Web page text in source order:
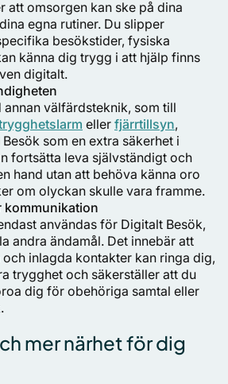
att omsorgen kan ske på dina
egna rutiner. Du slipper
besökstider, fysiska
känna dig trygg i att hjälp finns
digitalt.
annan välfärdsteknik, som till
eller fjärrtillsyn,
som en extra säkerhet i
fortsätta leva självständigt och
hand utan att behöva känna oro
om olyckan skulle vara framme.
kommunikation
användas för Digitalt Besök,
andra ändamål. Det innebär att
inlagda kontakter kan ringa dig,
trygghet och säkerställer att du
dig för obehöriga samtal eller
mer närhet för dig